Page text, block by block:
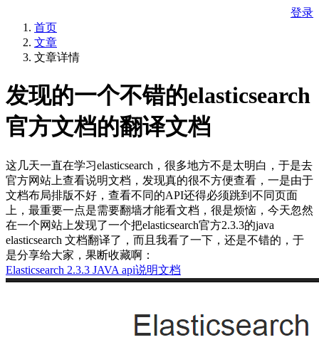
登录
首页
文章
文章详情
发现的一个不错的elasticsearch
官方文档的翻译文档
这几天一直在学习elasticsearch，很多地方不是太明白，于是去
官方网站上查看说明文档，发现真的很不方便查看，一是由于
文档布局排版不好，查看不同的API还得必须跳到不同页面
上，最重要一点是需要翻墙才能看文档，很是烦恼，今天忽然
在一个网站上发现了一个把elasticsearch官方2.3.3的java
elasticsearch 文档翻译了，而且我看了一下，还是不错的，于
是分享给大家，果断收藏啊：
Elasticsearch 2.3.3 JAVA api说明文档